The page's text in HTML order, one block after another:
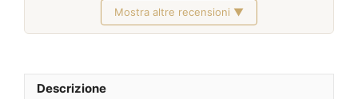
Febbraio 2026
Mostra altre recensioni ▼
Descrizione